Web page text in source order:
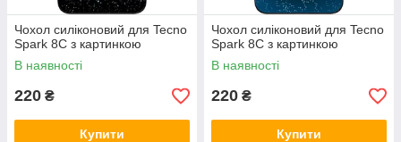
Чохол силіконовий для Tecno
Spark 8C з картинкою
В наявності
220 ₴
Купити
Чохол силіконовий для Tecno
Spark 8C з картинкою
В наявності
220 ₴
Купити